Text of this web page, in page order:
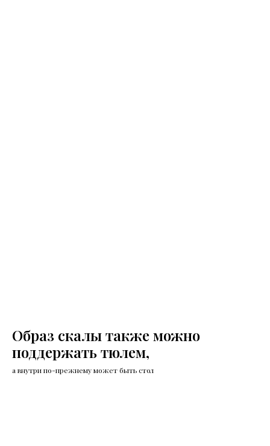
Образ скалы также можно
поддержать тюлем,
а внутри по-прежнему может быть стол